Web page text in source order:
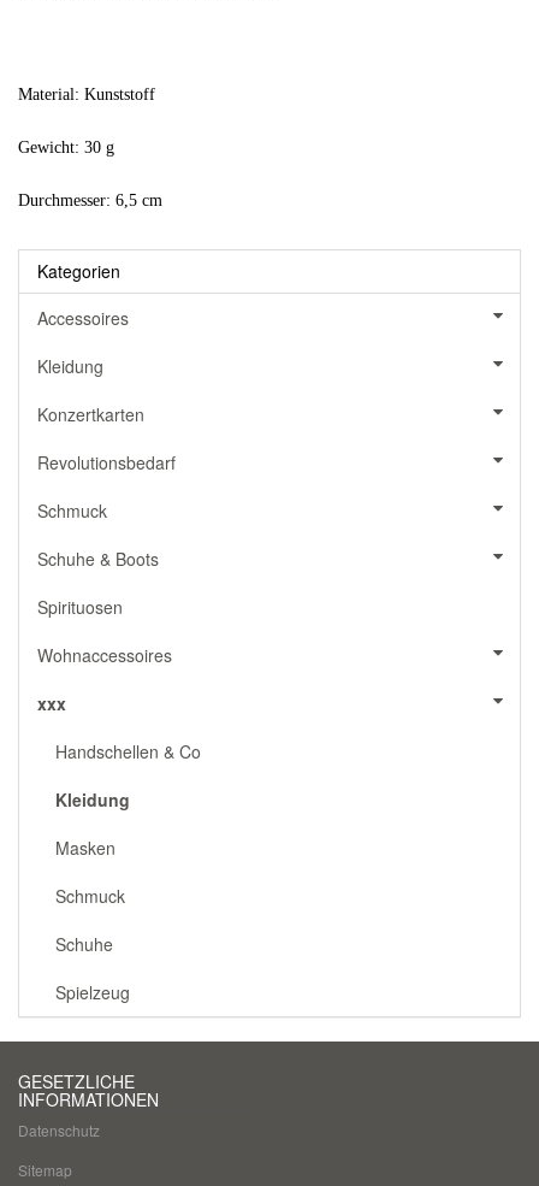
Material: Kunststoff
Gewicht: 30 g
Durchmesser: 6,5 cm
Kategorien
Accessoires
Kleidung
Konzertkarten
Revolutionsbedarf
Schmuck
Schuhe & Boots
Spirituosen
Wohnaccessoires
xxx
Handschellen & Co
Kleidung
Masken
Schmuck
Schuhe
Spielzeug
GESETZLICHE
INFORMATIONEN
Datenschutz
Sitemap